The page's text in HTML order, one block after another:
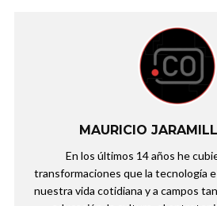
MAURICIO
En los últimos 14 años he
transformaciones que la tecnología
nuestra vida cotidiana y a campos